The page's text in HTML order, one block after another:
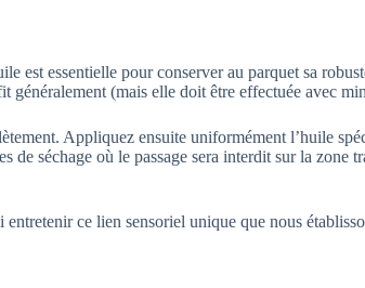
est essentielle pour conserver au parquet sa
généralement (mais elle doit être effectuée avec
Appliquez ensuite uniformément l’huile
séchage où le passage sera interdit sur la zone
ce lien sensoriel unique que nous